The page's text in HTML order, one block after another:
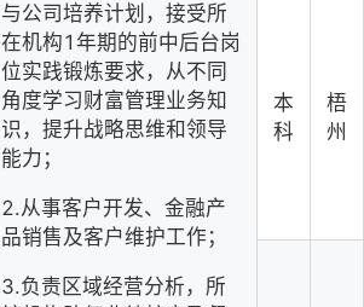
与公司培养计划，接受所
在机构1年期的前中后台岗
位实践锻炼要求，从不同
角度学习财富管理业务知
识，提升战略思维和领导
能力；
2.从事客户开发、金融产
品销售及客户维护工作；
3.负责区域经营分析，所
本
科
梧
州